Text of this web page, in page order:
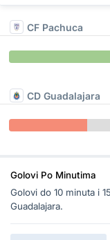
CF Pachuca
CD Guadalajara
Golovi Po Minutima
Golovi do 10 minuta i
Guadalajara.